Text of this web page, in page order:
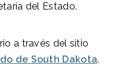
del Estado.
a través del sitio
de South Dakota.